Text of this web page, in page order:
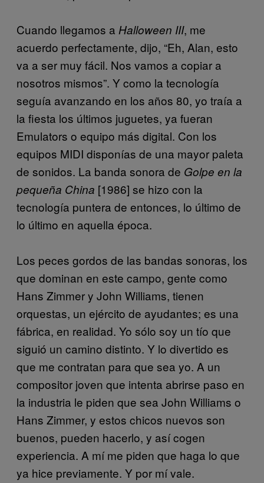
Cuando llegamos a Halloween III, me
acuerdo perfectamente, dijo, “Eh, Alan, esto
va a ser muy fácil. Nos vamos a copiar a
nosotros mismos”. Y como la tecnología
seguía avanzando en los años 80, yo traía a
la fiesta los últimos juguetes, ya fueran
Emulators o equipo más digital. Con los
equipos MIDI disponías de una mayor paleta
de sonidos. La banda sonora de Golpe en la
pequeña China [1986] se hizo con la
tecnología puntera de entonces, lo último de
lo último en aquella época.
Los peces gordos de las bandas sonoras, los
que dominan en este campo, gente como
Hans Zimmer y John Williams, tienen
orquestas, un ejército de ayudantes; es una
fábrica, en realidad. Yo sólo soy un tío que
siguió un camino distinto. Y lo divertido es
que me contratan para que sea yo. A un
compositor joven que intenta abrirse paso en
la industria le piden que sea John Williams o
Hans Zimmer, y estos chicos nuevos son
buenos, pueden hacerlo, y así cogen
experiencia. A mí me piden que haga lo que
ya hice previamente. Y por mí vale.